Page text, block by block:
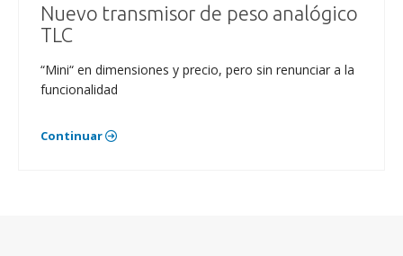
Nuevo transmisor de peso analógico
TLC
“Mini“ en dimensiones y precio, pero sin renunciar a la
funcionalidad
Continuar